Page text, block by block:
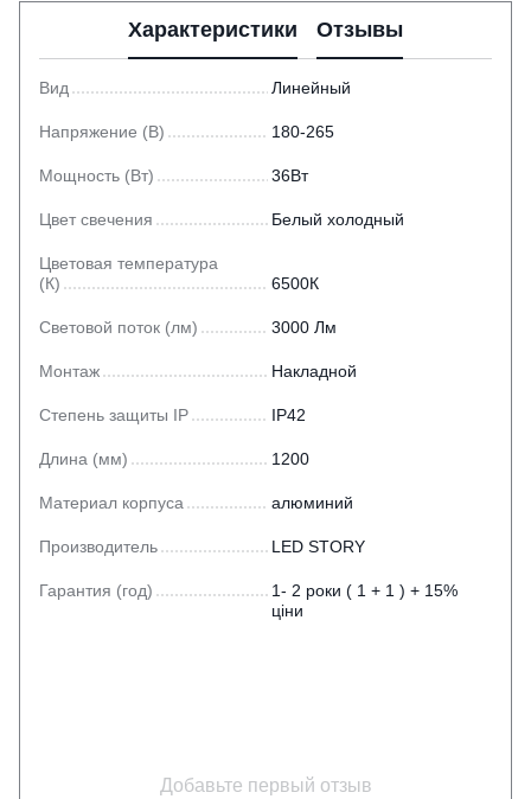
Характеристики Отзывы
Вид Линейный
Напряжение (В) 180-265
Мощность (Вт) 36Вт
Цвет свечения Белый холодный
Цветовая температура
(К)
6500К
Световой поток (лм) 3000 Лм
Монтаж Накладной
Степень защиты IP IP42
Длина (мм) 1200
Материал корпуса алюминий
Производитель LED STORY
Гарантия (год)
1- 2 роки ( 1 + 1 ) + 15%
ціни
Добавьте первый отзыв